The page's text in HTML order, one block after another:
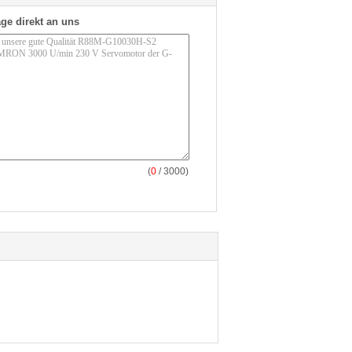
direkt an uns
(0 / 3000)